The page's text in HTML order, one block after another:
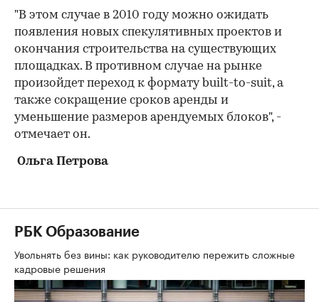
"В этом случае в 2010 году можно ожидать
появления новых спекулятивных проектов и
окончания строительства на существующих
площадках. В противном случае на рынке
произойдет переход к формату built-to-suit, а
также сокращение сроков аренды и
уменьшение размеров арендуемых блоков", -
отмечает он.
Ольга Петрова
РБК Образование
Увольнять без вины: как руководителю пережить сложные
кадровые решения